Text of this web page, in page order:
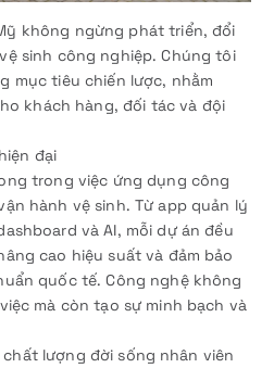
không ngừng phát triển, đổi
sinh công nghiệp. Chúng tôi
mục tiêu chiến lược, nhằm
khách hàng, đối tác và đội
đại
trong việc ứng dụng công
hành vệ sinh. Từ app quản lý
và AI, mỗi dự án đều
cao hiệu suất và đảm bảo
quốc tế. Công nghệ không
mà còn tạo sự minh bạch và
lượng đời sống nhân viên